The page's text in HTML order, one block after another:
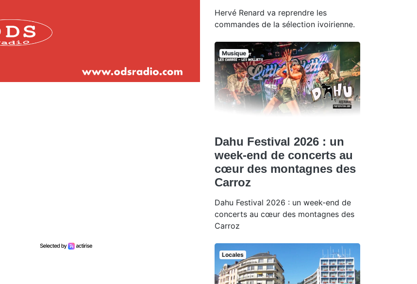
Hervé Renard va reprendre les
commandes de la sélection ivoirienne.
Musique
Dahu Festival 2026 : un
week-end de concerts au
cœur des montagnes des
Carroz
Dahu Festival 2026 : un week-end de
concerts au cœur des montagnes des
Carroz
Locales